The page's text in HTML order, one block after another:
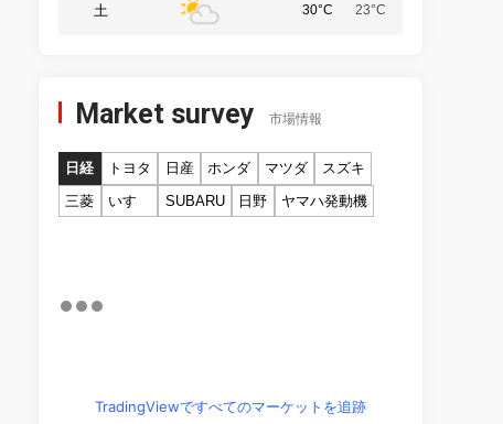
土 30°C 23°C
Market survey 市場情報
日経 トヨタ 日産 ホンダ マツダ
スズキ
三菱
いすゞ SUBARU 日野 ヤマハ発動機
TradingViewですべてのマーケットを追跡